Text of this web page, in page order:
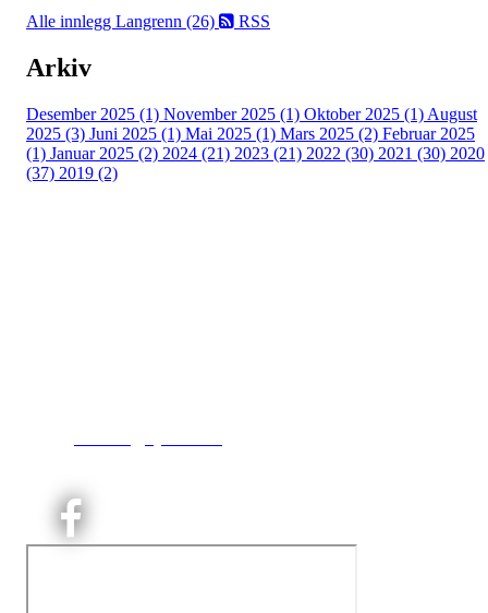
Alle innlegg Langrenn (26) RSS
Arkiv
Desember 2025 (1) November 2025 (1) Oktober 2025 (1) August
2025 (3) Juni 2025 (1) Mai 2025 (1) Mars 2025 (2) Februar 2025
(1) Januar 2025 (2) 2024 (21) 2023 (21) 2022 (30) 2021 (30) 2020
(37) 2019 (2)